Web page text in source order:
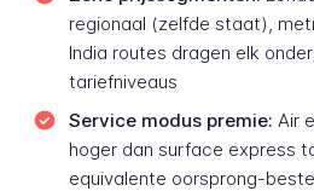
regionaal (zelfde staat),
India routes dragen elk
tariefniveaus
Service modus premie: Air
hoger dan surface express
equivalente oorsprong-